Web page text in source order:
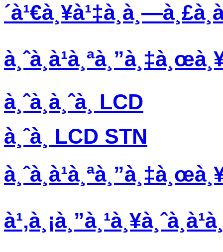
à¸ˆà¸­à¸ˆà¸­ LCD
à¸ˆà¸­ LCD STN